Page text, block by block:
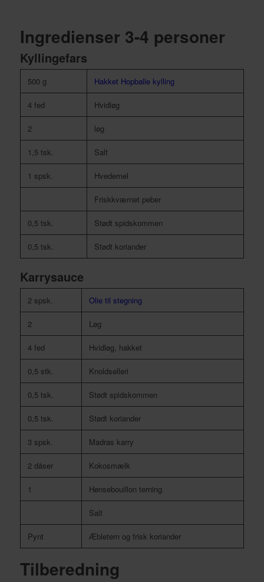
Ingredienser 3-4 personer
Kyllingefars
500 g Hakket Hopballe kylling
4 fed Hvidløg
2 løg
1,5 tsk. Salt
1 spsk. Hvedemel
Friskkværnet peber
0,5 tsk. Stødt spidskommen
0,5 tsk. Stødt koriander
Karrysauce
2 spsk. Olie til stegning
2 Løg
4 fed Hvidløg, hakket
0,5 stk. Knoldselleri
0,5 tsk. Stødt spidskommen
0,5 tsk. Stødt koriander
3 spsk. Madras karry
2 dåser Kokosmælk
1 Hønsebouillon terning
Salt
Pynt Æbletern og frisk koriander
Tilberedning